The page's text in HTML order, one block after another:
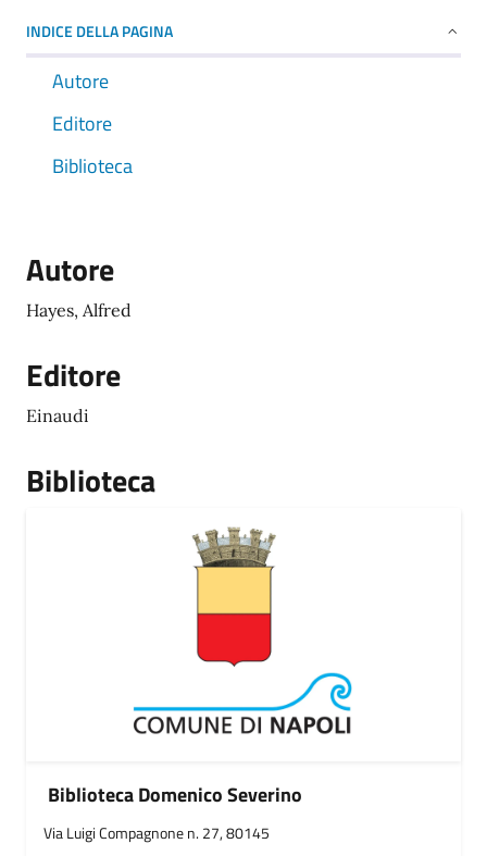
INDICE DELLA PAGINA
Autore
Editore
Biblioteca
Autore
Hayes, Alfred
Editore
Einaudi
Biblioteca
Biblioteca Domenico Severino
Via Luigi Compagnone n. 27, 80145